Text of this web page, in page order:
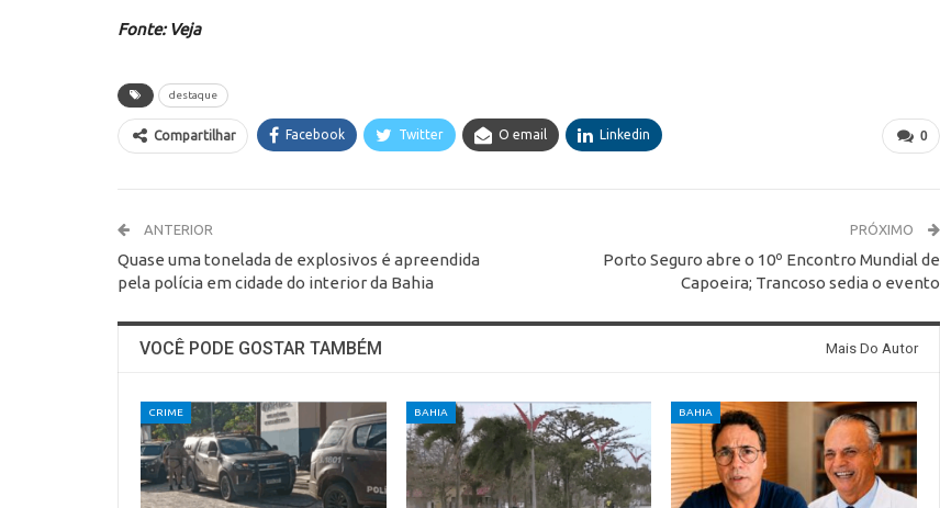
Fonte: Veja
destaque
0
Compartilhar Facebook Twitter O email Linkedin
ANTERIOR
Quase uma tonelada de explosivos é apreendida
pela polícia em cidade do interior da Bahia
PRÓXIMO
Porto Seguro abre o 10º Encontro Mundial de
Capoeira; Trancoso sedia o evento
VOCÊ PODE GOSTAR TAMBÉM Mais Do Autor
CRIME BAHIA BAHIA